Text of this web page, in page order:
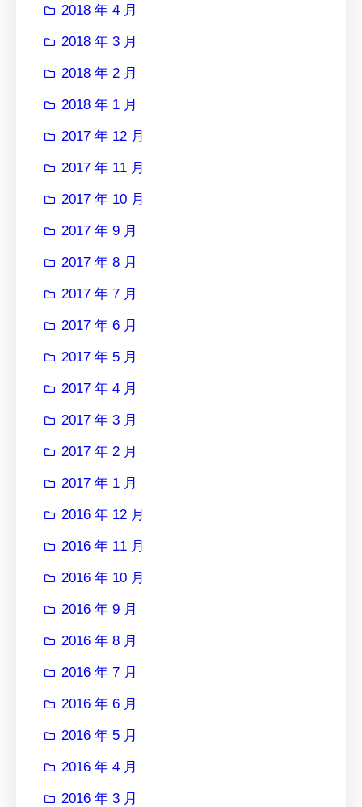
2018 年 4 月
2018 年 3 月
2018 年 2 月
2018 年 1 月
2017 年 12 月
2017 年 11 月
2017 年 10 月
2017 年 9 月
2017 年 8 月
2017 年 7 月
2017 年 6 月
2017 年 5 月
2017 年 4 月
2017 年 3 月
2017 年 2 月
2017 年 1 月
2016 年 12 月
2016 年 11 月
2016 年 10 月
2016 年 9 月
2016 年 8 月
2016 年 7 月
2016 年 6 月
2016 年 5 月
2016 年 4 月
2016 年 3 月